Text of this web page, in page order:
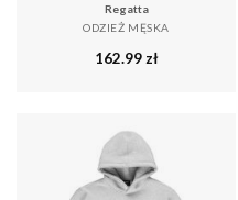
Regatta
ODZIEŻ MĘSKA
162.99 zł